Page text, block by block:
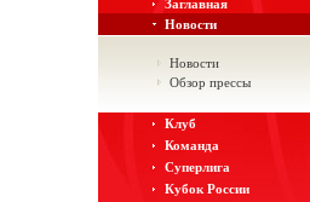
Заглавная
Новости
Новости
Обзор прессы
Клуб
Команда
Суперлига
Кубок России